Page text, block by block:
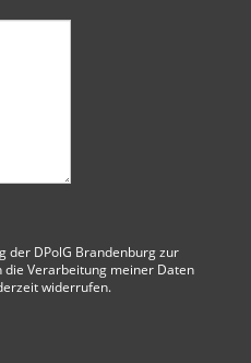
der DPolG Brandenburgzur
die Verarbeitung meiner Daten
widerrufen.